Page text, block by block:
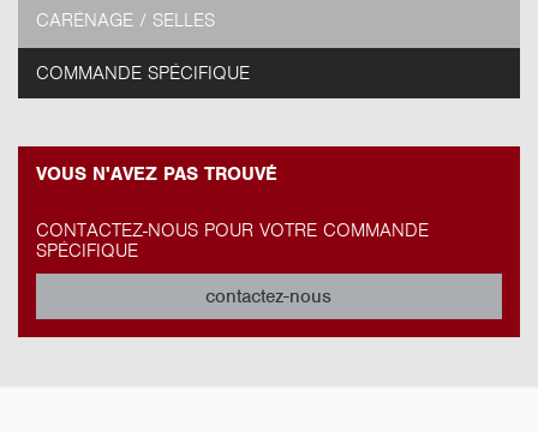
CARÉNAGE / SELLES
COMMANDE SPÉCIFIQUE
VOUS N'AVEZ PAS TROUVÉ
CONTACTEZ-NOUS POUR VOTRE COMMANDE
SPÉCIFIQUE
contactez-nous